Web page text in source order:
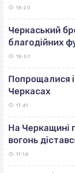
18:20
Черкаський
благодійних
18:07
Попрощалися
Черкасах
17:41
На Черкащині
вогонь
17:18